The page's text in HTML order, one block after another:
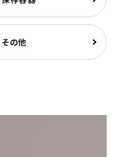
その他